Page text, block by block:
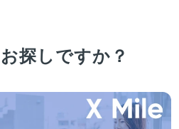
探しですか？